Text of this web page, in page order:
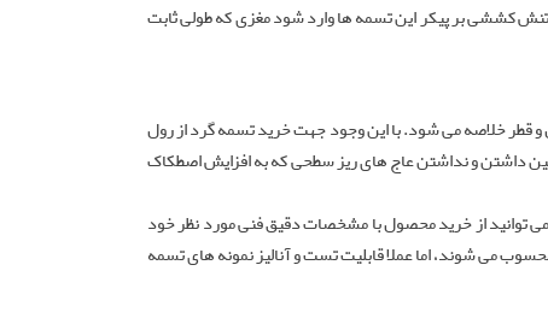
کششی بر پیکر این تسمه ها وارد شود مغزی که طولی ثابت
قطر خلاصه می شود. با این وجود جهت خرید تسمه گرد از رول
داشتن و نداشتن عاج های ریز سطحی که به افزایش اصطکاک
توانید از خرید محصول با مشخصات دقیق فنی مورد نظر خود
می شوند، اما عملا قابلیت تست و آنالیز نمونه های تسمه